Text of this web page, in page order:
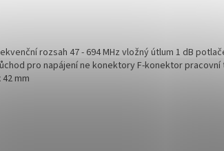
rozsah 47 - 694 MHz vložný útlum 1 dB
pro napájení ne konektory F-konektor pracovní
mm